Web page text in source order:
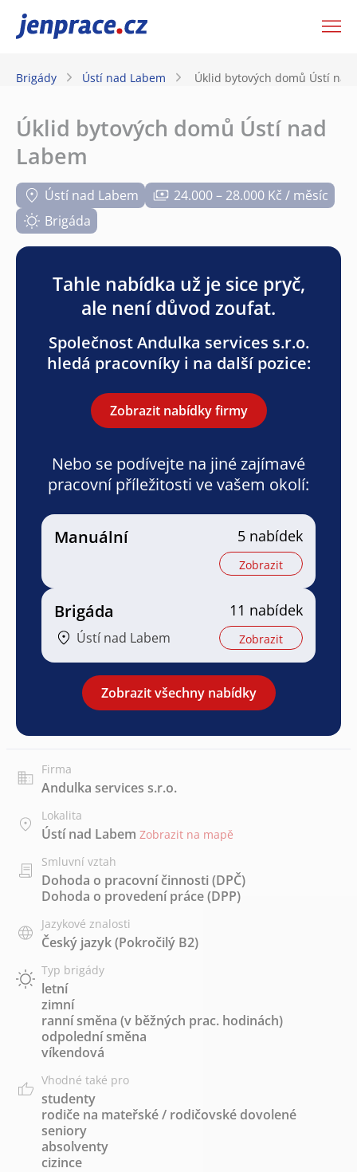
JenPráce.cz
Brigády Ústí nad Labem Úklid bytových domů Ústí nad
Úklid bytových domů Ústí nad
Labem
Ústí nad Labem
24.000 – 28.000 Kč / měsíc
Brigáda
Tahle nabídka už je sice pryč,
ale není důvod zoufat.
Společnost Andulka services s.r.o.
hledá pracovníky i na další pozice:
Zobrazit nabídky firmy
Nebo se podívejte na jiné zajímavé
pracovní příležitosti ve vašem okolí:
Manuální 5 nabídek
Zobrazit
Brigáda
Ústí nad Labem
11 nabídek
Zobrazit
Zobrazit všechny nabídky
Firma
Andulka services s.r.o.
Lokalita
Ústí nad Labem Zobrazit na mapě
Smluvní vztah
Dohoda o pracovní činnosti (DPČ)
Dohoda o provedení práce (DPP)
Jazykové znalosti
Český jazyk(Pokročilý B2)
Typ brigády
letní
zimní
ranní směna (v běžných prac. hodinách)
odpolední směna
víkendová
Vhodné také pro
studenty
rodiče na mateřské / rodičovské dovolené
seniory
absolventy
cizince